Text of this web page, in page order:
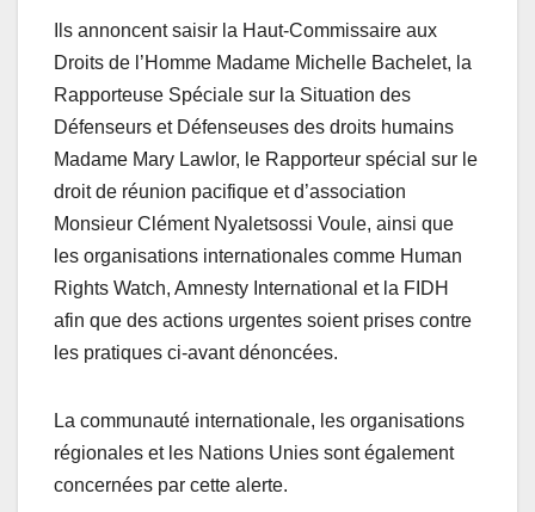
Ils annoncent saisir la Haut-Commissaire aux
Droits de l’Homme Madame Michelle Bachelet, la
Rapporteuse Spéciale sur la Situation des
Défenseurs et Défenseuses des droits humains
Madame Mary Lawlor, le Rapporteur spécial sur le
droit de réunion pacifique et d’association
Monsieur Clément Nyaletsossi Voule, ainsi que
les organisations internationales comme Human
Rights Watch, Amnesty International et la FIDH
afin que des actions urgentes soient prises contre
les pratiques ci-avant dénoncées.
La communauté internationale, les organisations
régionales et les Nations Unies sont également
concernées par cette alerte.